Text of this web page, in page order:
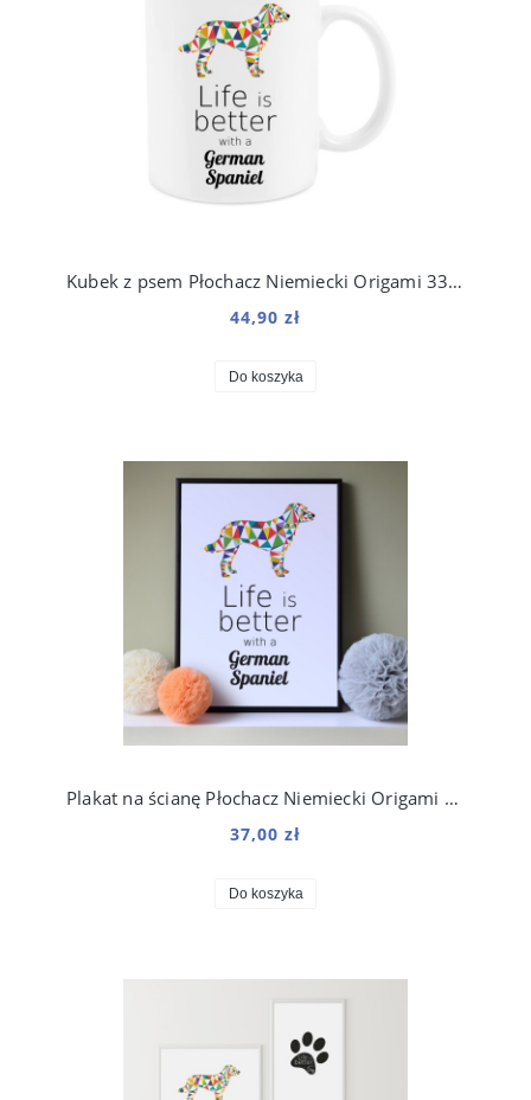
Kubek z psem Płochacz Niemiecki Origami 330 ml
44,90 zł
Do koszyka
Plakat na ścianę Płochacz Niemiecki Origami do salonu
37,00 zł
Do koszyka